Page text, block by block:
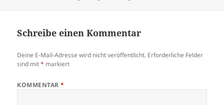
Schreibe einen Kommentar
Deine E-Mail-Adresse wird nicht veröffentlicht. Erforderliche Felder
sind mit* markiert
KOMMENTAR*